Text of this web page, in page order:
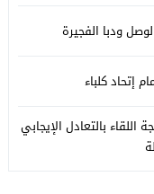
ودبا الفجيرة
إتحاد كلباء
اللقاء بالتعادل الإيجابي